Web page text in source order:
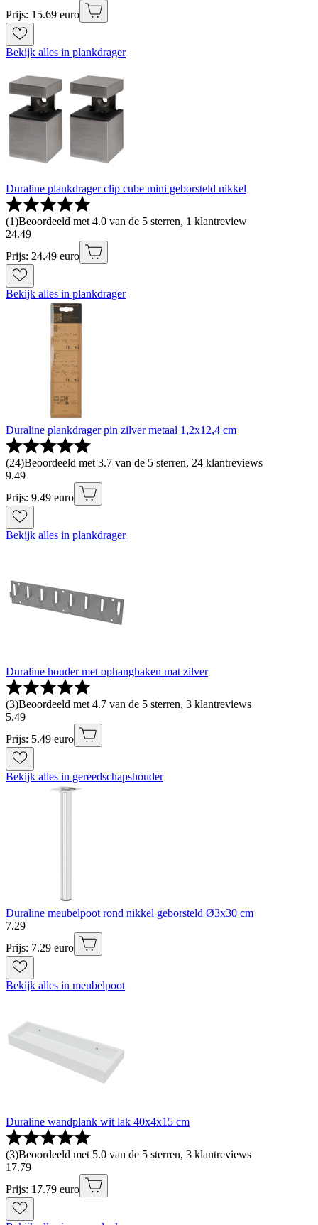
Prijs: 15.69 euro
Bekijk alles in plankdrager
Duraline plankdrager clip cube mini geborsteld nikkel
(1)Beoordeeld met 4.0 van de 5 sterren, 1 klantreview
24.49
Prijs: 24.49 euro
Bekijk alles in plankdrager
Duraline plankdrager pin zilver metaal 1,2x12,4 cm
(24)Beoordeeld met 3.7 van de 5 sterren, 24 klantreviews
9.49
Prijs: 9.49 euro
Bekijk alles in plankdrager
Duraline houder met ophanghaken mat zilver
(3)Beoordeeld met 4.7 van de 5 sterren, 3 klantreviews
5.49
Prijs: 5.49 euro
Bekijk alles in gereedschapshouder
Duraline meubelpoot rond nikkel geborsteld Ø3x30 cm
7.29
Prijs: 7.29 euro
Bekijk alles in meubelpoot
Duraline wandplank wit lak 40x4x15 cm
(3)Beoordeeld met 5.0 van de 5 sterren, 3 klantreviews
17.79
Prijs: 17.79 euro